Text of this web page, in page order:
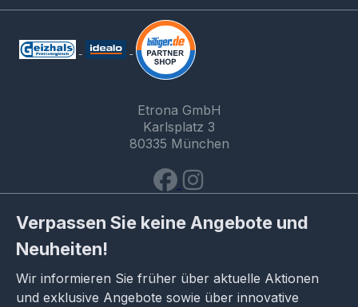
Etrona GmbH
Karlsplatz 3
80335 München
Verpassen Sie keine Angebote und
Neuheiten!
Wir informieren Sie früher über aktuelle Aktionen
und exklusive Angebote sowie über innovative